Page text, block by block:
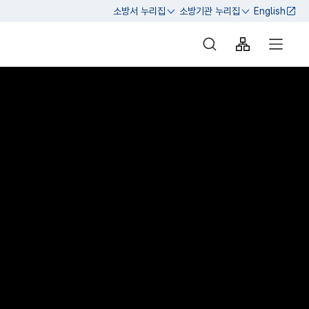
소방서 누리집
열기
소방기관 누리집
열기
English
통합검색 바로가기
사이트맵 바
전체메